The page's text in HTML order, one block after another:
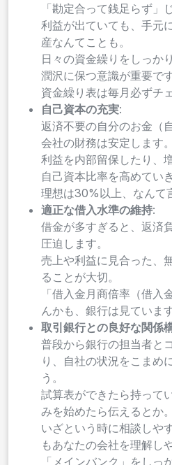
「勘定合って銭足らず」
利益が出ていても、手元
産なんてことも。
日々の資金繰りをしっか
潤沢に保つ意識が重要です
資金繰り表は毎月必ずチ
自己資本の充実:
返済不要の自分のお金（
会社の財務は安定します。
利益を内部留保したり、
自己資本比率を高めてい
理想は30%以上、なんて
適正な借入水準の維持:
借金が多すぎると、返済
圧迫します。
売上や利益に見合った、
ることが大切。
「借入金月商倍率（借入
んかも、銀行は見ています
取引銀行との良好な関係
普段から銀行の担当者と
り、自社の状況をこまめ
う。
試算表ができたら持って
みを始めたら伝えるとか。
いざという時に相談しや
もあなたの会社を理解し
「メインバンク」をしっ